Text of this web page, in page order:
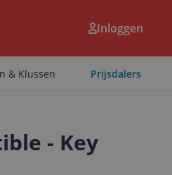
Inloggen
& Klussen Prijsdalers
- Key